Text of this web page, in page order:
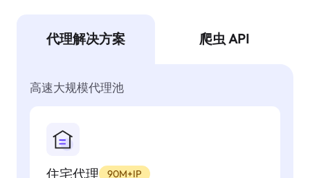
代理解决方案 爬虫 API
高速大规模代理池
住宅代理 90M+IP